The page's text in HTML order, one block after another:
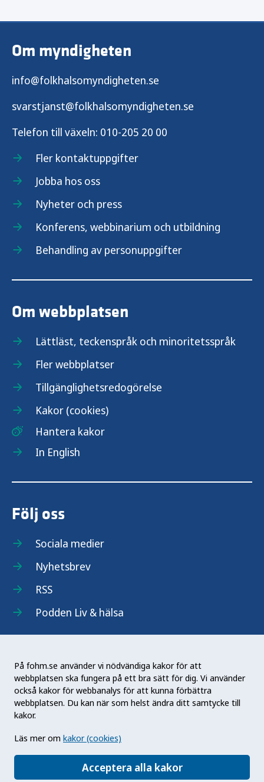
På fohm.se använder vi nödvändiga kakor för att
webbplatsen ska fungera på ett bra sätt för dig. Vi använder
också kakor för webbanalys för att kunna förbättra
webbplatsen. Du kan när som helst ändra ditt samtycke till
kakor.
Läs mer om kakor (cookies)
Acceptera alla kakor
Om myndigheten
info@folkhalsomyndigheten.se
svarstjanst@folkhalsomyndigheten.se
Telefon till växeln: 010-205 20 00
Fler kontaktuppgifter
Jobba hos oss
Nyheter och press
Konferens, webbinarium och utbildning
Behandling av personuppgifter
Om webbplatsen
Lättläst, teckenspråk och minoritetsspråk
Fler webbplatser
Tillgänglighetsredogörelse
Kakor (cookies)
Hantera kakor
In English
Följ oss
Sociala medier
Nyhetsbrev
RSS
Podden Liv & hälsa
Folkhälsomyndigheten (Fohm) är en nationell
kunskapsmyndighet som arbetar för en bättre
folkhälsa. Det gör myndigheten genom att
främja hälsa, förebygga ohälsa och skydda mot
hälsohot. Vår vision är en folkhälsa som stärker
samhällets utveckling.